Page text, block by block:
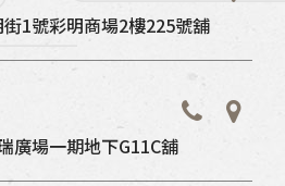
1號彩明商場2樓225號舖
廣場一期地下G11C舖